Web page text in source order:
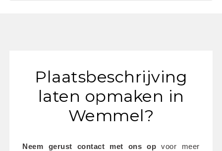
Plaatsbeschrijving
laten opmaken in
Wemmel?
Neem gerust contact met ons op voor meer